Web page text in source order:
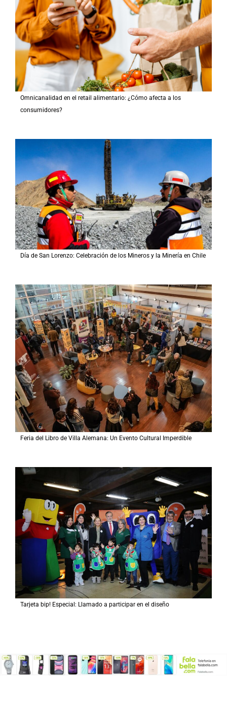
Omnicanalidad en el retail alimentario: ¿Cómo afecta a los
consumidores?
Día de San Lorenzo: Celebración de los Mineros y la Minería en Chile
Feria del Libro de Villa Alemana: Un Evento Cultural Imperdible
Tarjeta bip! Especial: Llamado a participar en el diseño